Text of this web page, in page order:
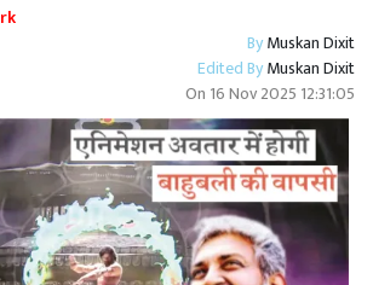
ByMuskan Dixit
Edited ByMuskan Dixit
On 16 Nov 2025 12:31:05